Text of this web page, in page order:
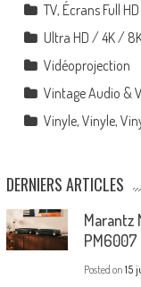
TV, Écrans Full
Ultra HD / 4K /
Vidéoprojection
Vintage Audio &
Vinyle, Vinyle,
DERNIERS ARTICLES
Marantz
Posted on 15